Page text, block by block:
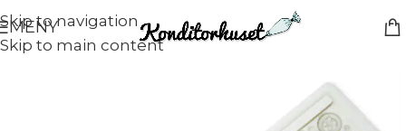
Skip to navigation
Skip to main content
MENY